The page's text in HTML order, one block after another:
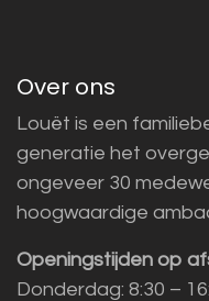
Over ons
Louët is een
generatie het
ongeveer 30
hoogwaardige
Openingstijden op
Donderdag: 8:30 –